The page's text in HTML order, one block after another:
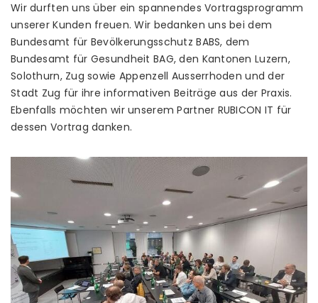
Wir durften uns über ein spannendes Vortragsprogramm
unserer Kunden freuen. Wir bedanken uns bei dem
Bundesamt für Bevölkerungsschutz BABS, dem
Bundesamt für Gesundheit BAG, den Kantonen Luzern,
Solothurn, Zug sowie Appenzell Ausserrhoden und der
Stadt Zug für ihre informativen Beiträge aus der Praxis.
Ebenfalls möchten wir unserem Partner RUBICON IT für
dessen Vortrag danken.